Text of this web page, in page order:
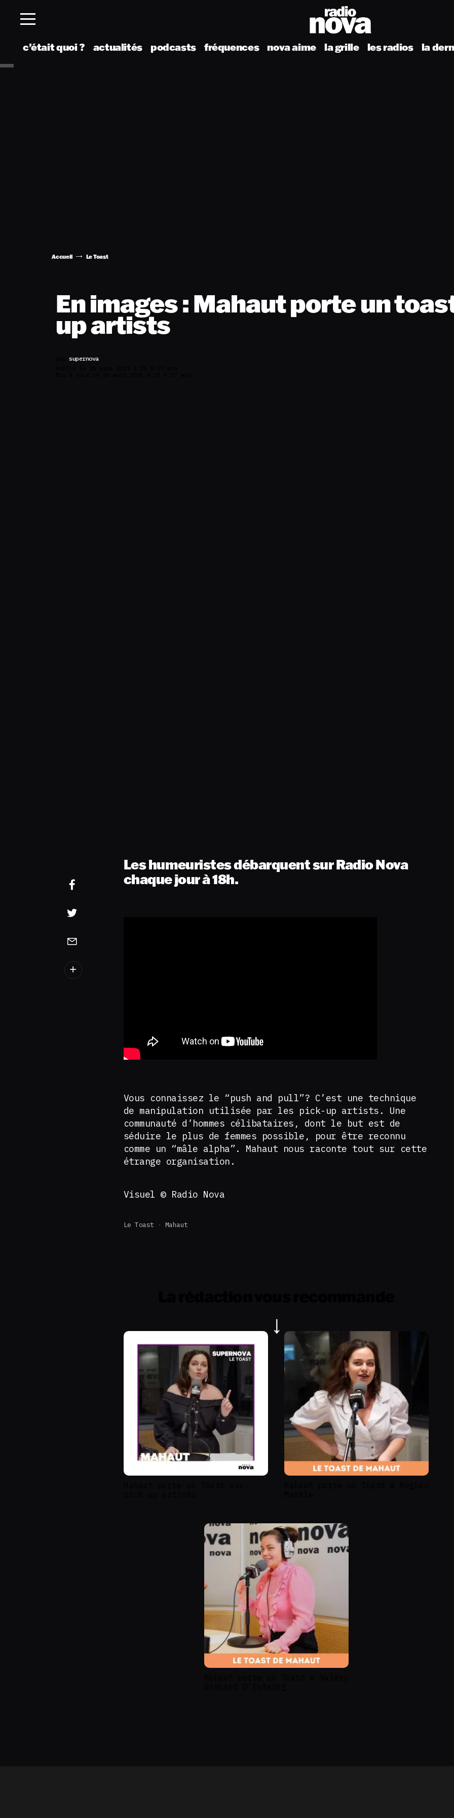
c’était quoi ? actualités podcasts fréquences nova aime la grille les radios la
Accueil Le Toast
En images : Mahaut porte un
up artists
parsupernova
Les humeuristes débarquent sur Radio Nova
chaque jour à 18h.
Vous connaissez le “push and pull”? C’est une technique
de manipulation utilisée par les pick-up artists. Une
communauté d’hommes célibataires, dont le but est de
séduire le plus de femmes possible, pour être reconnu
comme un “mâle alpha”. Mahaut nous raconte tout sur cette
étrange organisation.
Visuel © Radio Nova
Le Toast Mahaut